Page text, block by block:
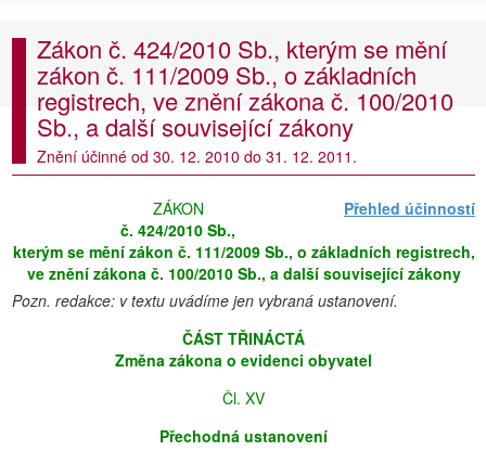
Zákon č. 424/2010 Sb., kterým se mění
zákon č. 111/2009 Sb., o základních
registrech, ve znění zákona č. 100/2010
Sb., a další související zákony
Znění účinné od 30. 12. 2010 do 31. 12. 2011.
Přehled účinností
ZÁKON
č. 424/2010 Sb.,
kterým se mění zákon č. 111/2009 Sb., o základních registrech,
ve znění zákona č. 100/2010 Sb., a další související zákony
Pozn. redakce: v textu uvádíme jen vybraná ustanovení.
ČÁST TŘINÁCTÁ
Změna zákona o evidenci obyvatel
Čl. XV
Přechodná ustanovení